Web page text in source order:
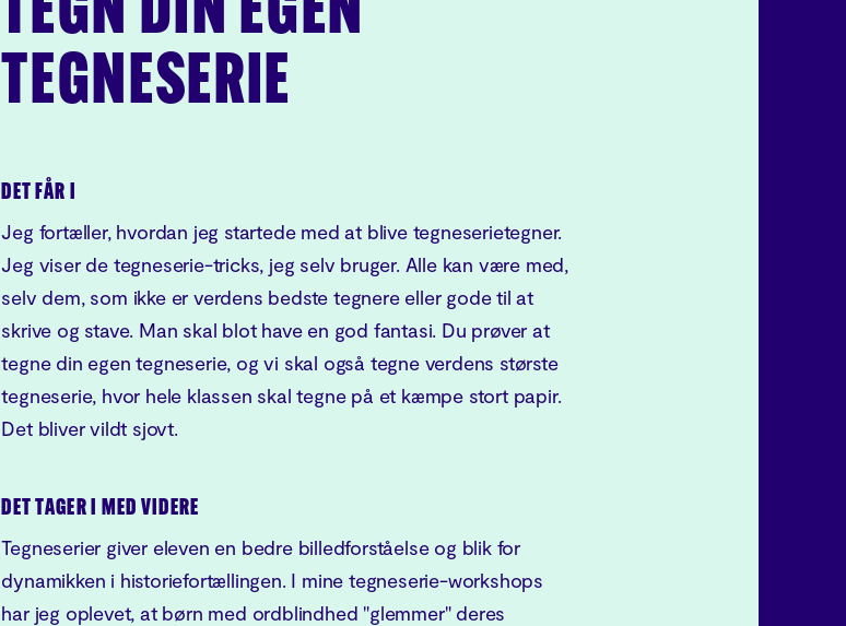
TEGN DIN EGEN
TEGNESERIE
DET FÅR I
Jeg fortæller, hvordan jeg startede med at blive tegneserietegner.
Jeg viser de tegneserie-tricks, jeg selv bruger. Alle kan være med,
selv dem, som ikke er verdens bedste tegnere eller gode til at
skrive og stave. Man skal blot have en god fantasi. Du prøver at
tegne din egen tegneserie, og vi skal også tegne verdens største
tegneserie, hvor hele klassen skal tegne på et kæmpe stort papir.
Det bliver vildt sjovt.
DET TAGER I MED VIDERE
Tegneserier giver eleven en bedre billedforståelse og blik for
dynamikken i historiefortællingen. I mine tegneserie-workshops
har jeg oplevet, at børn med ordblindhed "glemmer" deres